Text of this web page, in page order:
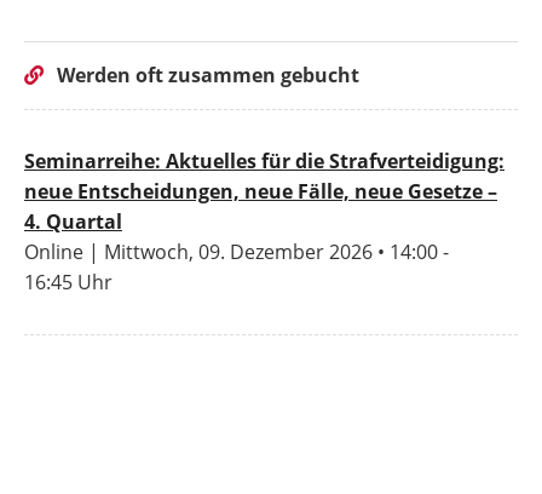
Werden oft zusammen gebucht
Seminarreihe: Aktuelles für die Strafverteidigung:
neue Entscheidungen, neue Fälle, neue Gesetze –
4. Quartal
Online | Mittwoch, 09. Dezember 2026 • 14:00 -
16:45 Uhr